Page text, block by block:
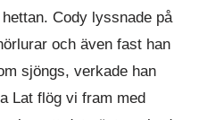
Cody lyssnade på
och även fast han
sjöngs, verkade han
Lat flög vi fram med